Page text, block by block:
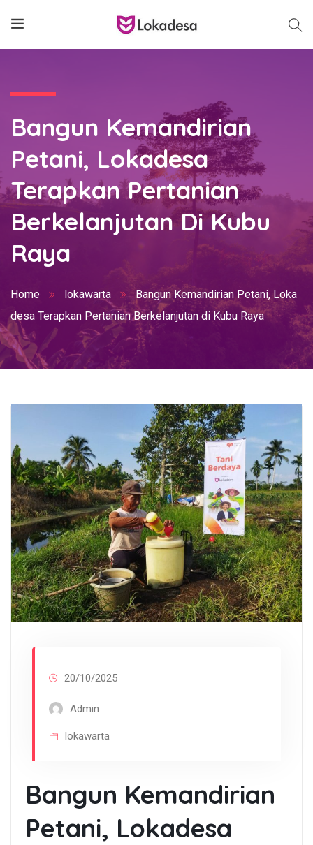
Bangun Kemandirian
Petani, Lokadesa
Terapkan Pertanian
Berkelanjutan Di Kubu
Raya
Home lokawarta
Bangun Kemandirian Petani, Loka
desa Terapkan Pertanian Berkelanjutan di Kubu Raya
20/10/2025
Admin
lokawarta
Bangun Kemandirian
Petani, Lokadesa